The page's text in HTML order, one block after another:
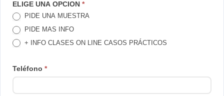
TE
LLAMAMOS
ELIGE UNA OPCION *
PIDE UNA MUESTRA
PIDE MAS INFO
+ INFO CLASES ON LINE CASOS PRÁCTICOS
Teléfono *